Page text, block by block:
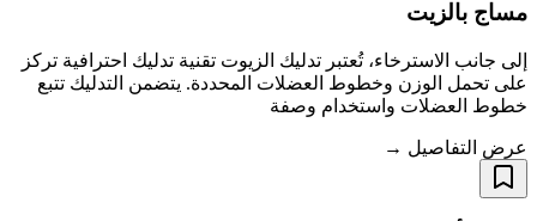
مساج بالزيت
إلى جانب الاسترخاء، تُعتبر تدليك الزيوت تقنية تدليك احترافية تركز
على تحمل الوزن وخطوط العضلات المحددة. يتضمن التدليك تتبع
خطوط العضلات واستخدام وصفة
عرض التفاصيل →